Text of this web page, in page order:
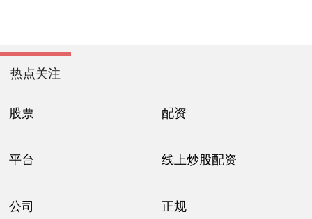
热点关注
股票 配资
平台 线上炒股配资
公司 正规